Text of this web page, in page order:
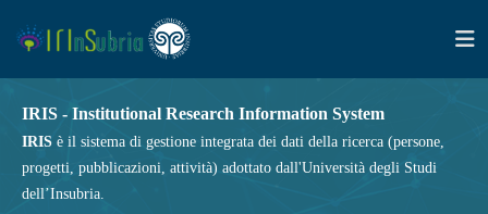
IRIS - Institutional Research Information System
IRIS è il sistema di gestione integrata dei dati della ricerca (persone,
progetti, pubblicazioni, attività) adottato dall'Università degli Studi
dell’Insubria.